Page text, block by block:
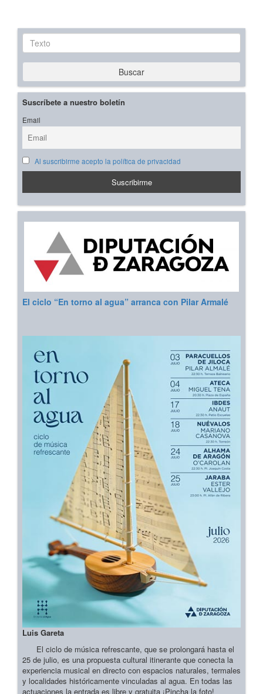
Texto
Buscar
Suscríbete a nuestro boletín
Email
Al suscribirme acepto la política de privacidad
El ciclo “En torno al agua” arranca con Pilar Armalé
Luis Gareta
El ciclo de música refrescante, que se prolongará hasta el
25 de julio, es una propuesta cultural itinerante que conecta la
experiencia musical en directo con espacios naturales, termales
y localidades históricamente vinculadas al agua. En todas las
actuaciones la entrada es libre y gratuita ¡Pincha la foto!